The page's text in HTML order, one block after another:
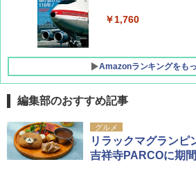
￥1,760
Amazonランキングをも
地球の歩き方 スター
￥2,695
[キャンパーズコレ
プテント 傘みたいに
ッとサンシェード キ
ッシュ 簡単設置 ワ
GRANDOOR ステン
026リニューアル 急
コンパクト 保冷力
編集部のおすすめ記事
グルメ
リラックマグランピ
吉祥寺PARCOに期